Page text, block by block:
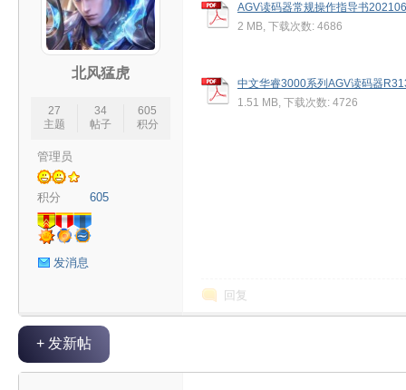
北风猛虎
27
主题
34
帖子
605
积分
管理员
积分 605
发消息
AGV读码器常规操作指导书
2 MB, 下载次数: 4686
中文华睿3000系列AGV读码器
1.51 MB, 下载次数: 4726
回复
+ 发新帖